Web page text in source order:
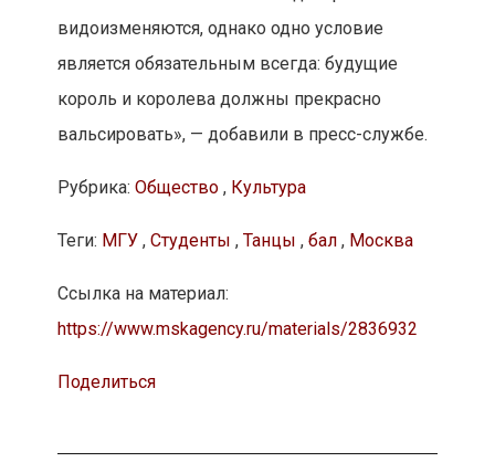
видоизменяются, однако одно условие
является обязательным всегда: будущие
король и королева должны прекрасно
вальсировать», — добавили в пресс-службе.
Рубрика: Общество, Культура
Теги: МГУ, Студенты , Танцы , бал, Москва
Ссылка на материал:
https://www.mskagency.ru/materials/2836932
Поделиться